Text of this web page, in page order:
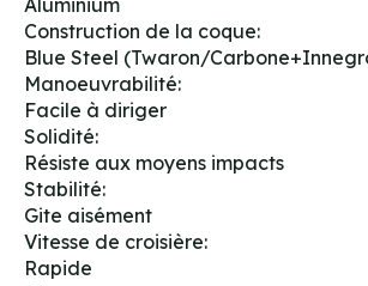
Aluminium
Construction de la coque:
Blue Steel (Twaron/
Manoeuvrabilité:
Facile à diriger
Solidité:
Résiste aux moyens impacts
Stabilité:
Gite aisément
Vitesse de croisière:
Rapide